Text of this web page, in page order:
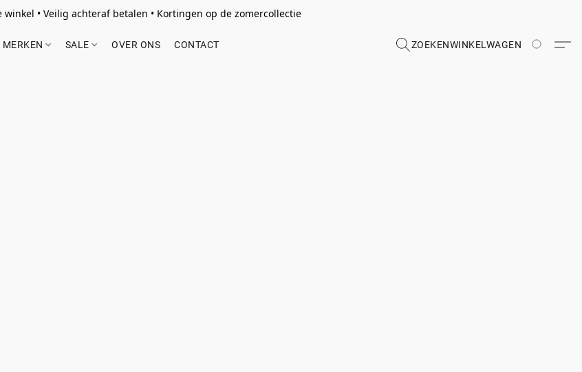
winkel • Veilig achteraf betalen • Kortingen op de zomercollectie
MERKEN SALE OVER ONS CONTACT ZOEKENWINKELWAGEN